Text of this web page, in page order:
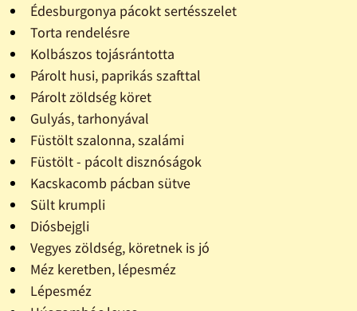
Édesburgonya pácokt sertésszelet
Torta rendelésre
Kolbászos tojásrántotta
Párolt husi, paprikás szafttal
Párolt zöldség köret
Gulyás, tarhonyával
Füstölt szalonna, szalámi
Füstölt - pácolt disznóságok
Kacskacomb pácban sütve
Sült krumpli
Diósbejgli
Vegyes zöldség, köretnek is jó
Méz keretben, lépesméz
Lépesméz